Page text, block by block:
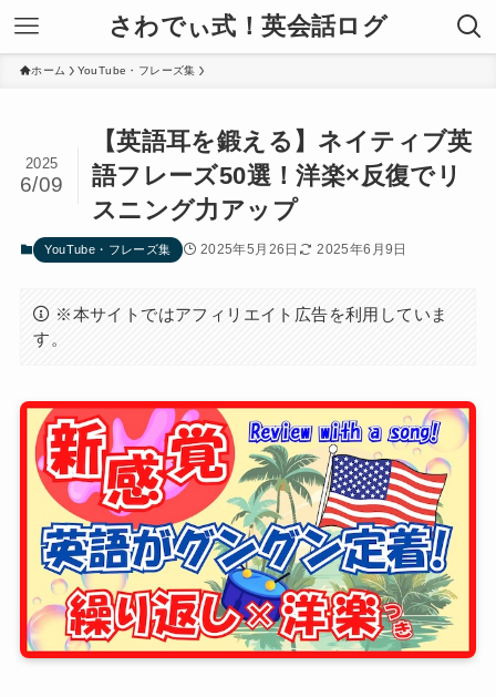
さわでぃ式！英会話ログ
ホーム YouTube・フレーズ集
【英語耳を鍛える】ネイティブ英
語フレーズ50選！洋楽×反復でリ
スニング力アップ
2025
6/09
YouTube・フレーズ集 2025年5月26日 2025年6月9日
※本サイトではアフィリエイト広告を利用していま
す。